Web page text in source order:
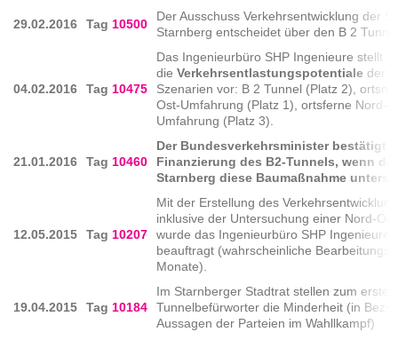
29.02.2016 Tag 10500
Der Ausschuss Verkehrsentwicklung der
Starnberg entscheidet über den B 2
04.02.2016 Tag 10475
Das Ingenieurbüro SHP Ingenieure stellt
die Verkehrsentlastungspotentiale der
Szenarien vor: B 2 Tunnel (Platz 2),
Ost-Umfahrung (Platz 1), ortsferne Nord-
Umfahrung (Platz 3).
21.01.2016 Tag 10460
Der Bundesverkehrsminister bestätigt
Finanzierung des B2-Tunnels, wenn
Starnberg diese Baumaßnahme
12.05.2015 Tag 10207
Mit der Erstellung des
inklusive der Untersuchung einer Nord-
wurde das Ingenieurbüro SHP Ingenieure
beauftragt (wahrscheinliche
Monate).
19.04.2015 Tag 10184
Im Starnberger Stadtrat stellen zum
Tunnelbefürworter die Minderheit (in
Aussagen der Parteien im Wahllkampf)